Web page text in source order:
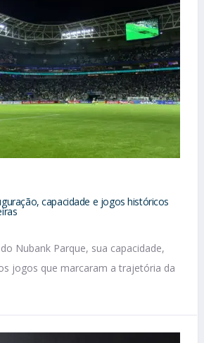
capacidade e jogos históricos
Nubank Parque, sua capacidade,
jogos que marcaram a trajetória da